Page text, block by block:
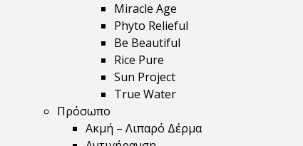
Miracle Age
Phyto Relieful
Be Beautiful
Rice Pure
Sun Project
True Water
Πρόσωπο
Ακμή – Λιπαρό Δέρμα